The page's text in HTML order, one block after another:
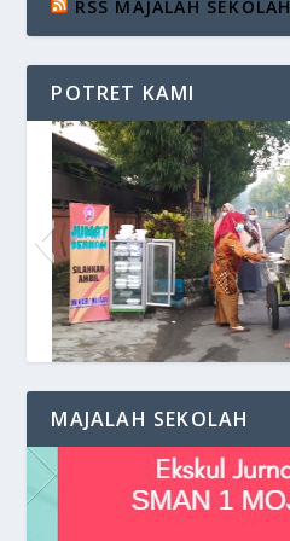
RSS MAJALAH SEKOLAH
POTRET KAMI
MAJALAH SEKOLAH